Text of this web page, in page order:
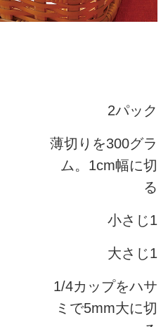
2パック
薄切りを300グラ
ム。1cm幅に切
る
小さじ1
大さじ1
1/4カップをハサ
ミで5mm大に切